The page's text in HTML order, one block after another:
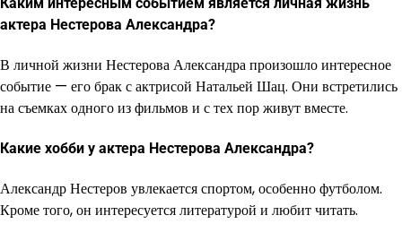
актера Нестерова Александра?
В личной жизни Нестерова Александра произошло интересное
событие — его брак с актрисой Натальей Шац. Они встретились
на съемках одного из фильмов и с тех пор живут вместе.
Какие хобби у актера Нестерова Александра?
Александр Нестеров увлекается спортом, особенно футболом.
Кроме того, он интересуется литературой и любит читать.